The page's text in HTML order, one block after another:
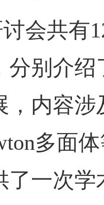
会共有
分别介
，内容涉
多面
了一次